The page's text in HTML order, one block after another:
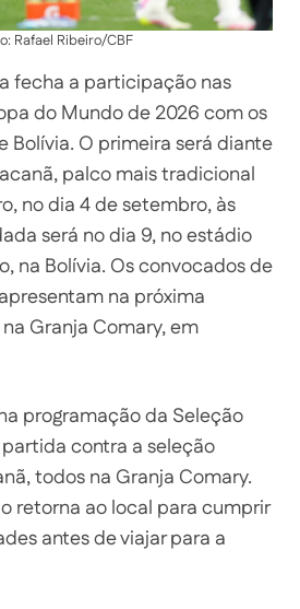
Rafael Ribeiro/CBF
fecha a participação nas
do Mundo de 2026 com os
Bolívia. O primeira será diante
palco mais tradicional
no dia 4 de setembro, às
será no dia 9, no estádio
na Bolívia. Os convocados de
na próxima
Granja Comary, em
programação da Seleção
contra a seleção
todos na Granja Comary.
retorna ao local para cumprir
antes de viajar para a